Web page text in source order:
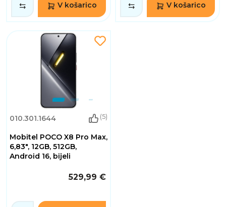
V košarico V košarico
010.301.1644 (5)
Mobitel POCO X8 Pro Max,
6,83", 12GB, 512GB,
Android 16, bijeli
529,99 €